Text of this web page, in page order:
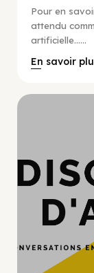
Pour en
attendu
artificielle…...
En savoir